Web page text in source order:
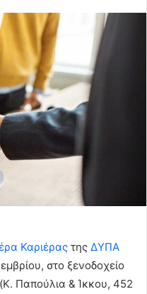
Καριέρας της ΔΥΠΑ
στο ξενοδοχείο
Παπούλια & Ίκκου, 452